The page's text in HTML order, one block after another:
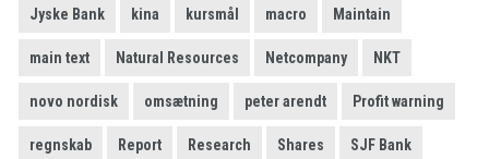
Jyske Bank kina kursmål macro Maintain
main text Natural Resources Netcompany NKT
novo nordisk omsætning peter arendt Profit warning
regnskab Report Research Shares SJF Bank